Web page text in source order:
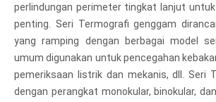
perlindungan perimeter tingkat lanjut
penting. Seri Termografi genggam
yang ramping dengan berbagai model
umum digunakan untuk pencegahan
pemeriksaan listrik dan mekanis, dll. Seri
dengan perangkat monokular, binokular,